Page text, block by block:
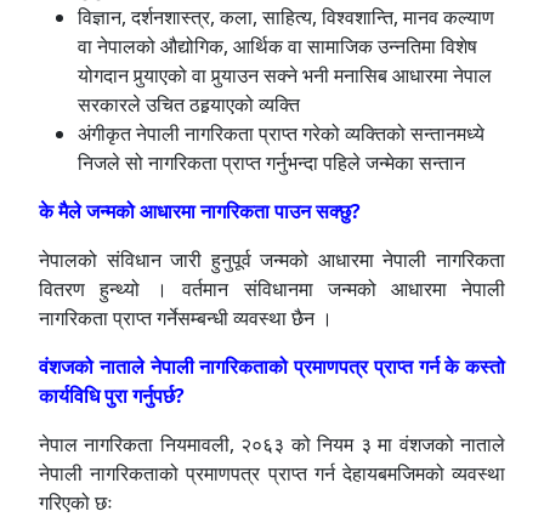
विज्ञान, दर्शनशास्त्र, कला, साहित्य, विश्वशान्ति, मानव कल्याण
वा नेपालको औद्योगिक, आर्थिक वा सामाजिक उन्नतिमा विशेष
योगदान पुर्‍याएको वा पुर्‍याउन सक्ने भनी मनासिब आधारमा नेपाल
सरकारले उचित ठहर्‍याएको व्यक्ति
अंगीकृत नेपाली नागरिकता प्राप्त गरेको व्यक्तिको सन्तानमध्ये
निजले सो नागरिकता प्राप्त गर्नुभन्दा पहिले जन्मेका सन्तान
के मैले जन्मको आधारमा नागरिकता पाउन सक्छु?
नेपालको संविधान जारी हुनुपूर्व जन्मको आधारमा नेपाली नागरिकता
वितरण हुन्थ्यो । वर्तमान संविधानमा जन्मको आधारमा नेपाली
नागरिकता प्राप्त गर्नेसम्बन्धी व्यवस्था छैन ।
वंशजको नाताले नेपाली नागरिकताको प्रमाणपत्र प्राप्त गर्न के कस्तो
कार्यविधि पुरा गर्नुपर्छ?
नेपाल नागरिकता नियमावली, २०६३ को नियम ३ मा वंशजको नाताले
नेपाली नागरिकताको प्रमाणपत्र प्राप्त गर्न देहायबमजिमको व्यवस्था
गरिएको छः